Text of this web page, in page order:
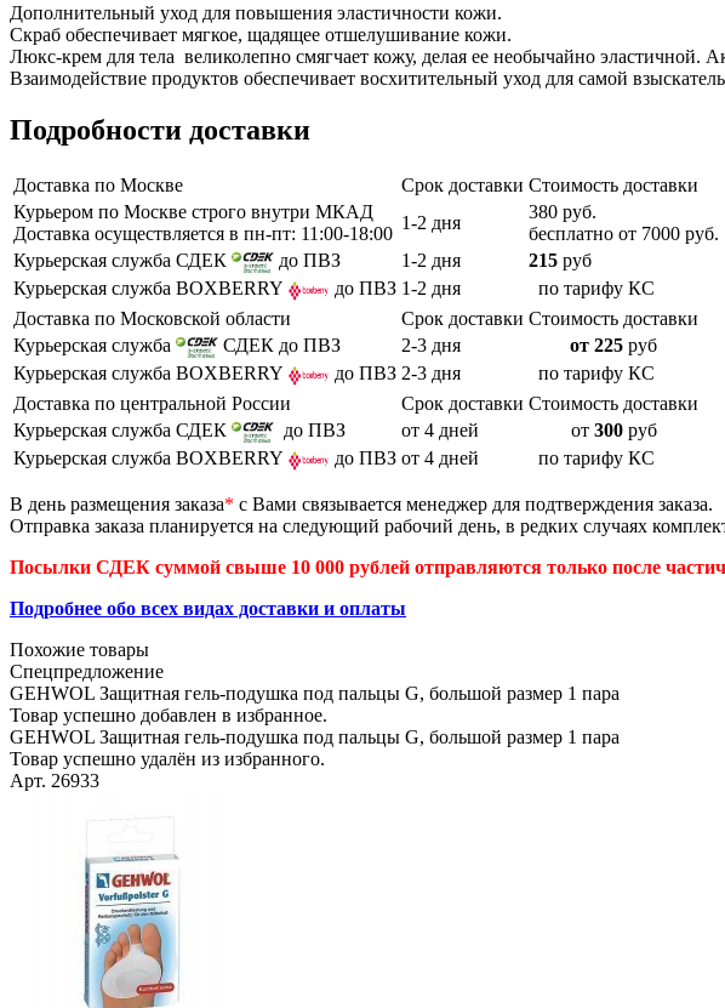
Дополнительный уход для повышения эластичности кожи.
Скраб обеспечивает мягкое, щадящее отшелушивание кожи.
Люкс-крем для тела великолепно смягчает кожу, делая ее необычайно
Взаимодействие продуктов обеспечивает восхитительный уход для самой
Подробности доставки
Доставка по Москве Срок доставки Стоимость доставки
Курьером по Москве строго внутри МКАД
Доставка осуществляется в пн-пт: 11:00-18:00
1-2 дня
380 руб.
бесплатно от 7000 руб.
Курьерская служба СДЕК
до ПВЗ 1-2 дня 215 руб
Курьерская служба BOXBERRY
до ПВЗ 1-2 дня
по тарифу КС
Доставка по Московской области
Срок доставки Стоимость доставки
Курьерская служба
СДЕК до ПВЗ 2-3 дня от 225 руб
Курьерская служба BOXBERRY
до ПВЗ 2-3 дня
по тарифу КС
Доставка по центральной России
Срок доставки Стоимость доставки
Курьерская служба СДЕК
до ПВЗ от 4 дней от 300руб
Курьерская служба BOXBERRY
до ПВЗ от 4 дней по тарифу КС
В день размещения заказа* с Вами связывается менеджер для подтверждения заказа.
Отправка заказа планируется на следующий рабочий день, в редких случаях
Посылки СДЕК суммой свыше 10 000 рублей отправляются только после
Подробнее обо всех видах доставки и оплаты
Похожие товары
Спецпредложение
GEHWOL Защитная гель-подушка под пальцы G, большой размер 1 пара
Товар успешно добавлен в избранное.
GEHWOL Защитная гель-подушка под пальцы G, большой размер 1 пара
Товар успешно удалён из избранного.
Арт. 26933